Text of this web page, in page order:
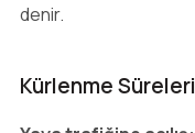
denir.
Kürlenme Süreleri